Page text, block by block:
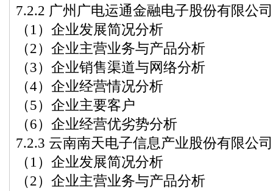
7.2.2 广州广电运通金融电子股份有限公
（1）企业发展简况分析
（2）企业主营业务与产品分析
（3）企业销售渠道与网络分析
（4）企业经营情况分析
（5）企业主要客户
（6）企业经营优劣势分析
7.2.3 云南南天电子信息产业股份有限公
（1）企业发展简况分析
（2）企业主营业务与产品分析